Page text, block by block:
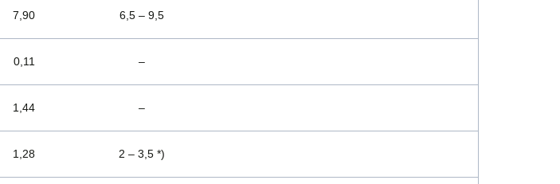
7,90 6,5 – 9,5
0,11 –
1,44 –
1,28 2 – 3,5 *)